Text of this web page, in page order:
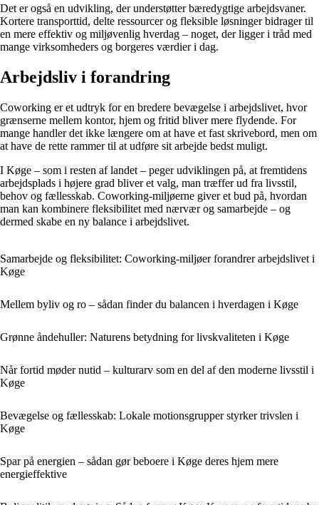
Det er også en udvikling, der understøtter bæredygtige arbejdsvaner.
Kortere transporttid, delte ressourcer og fleksible løsninger bidrager til
en mere effektiv og miljøvenlig hverdag – noget, der ligger i tråd med
mange virksomheders og borgeres værdier i dag.
Arbejdsliv i forandring
Coworking er et udtryk for en bredere bevægelse i arbejdslivet, hvor
grænserne mellem kontor, hjem og fritid bliver mere flydende. For
mange handler det ikke længere om at have et fast skrivebord, men om
at have de rette rammer til at udføre sit arbejde bedst muligt.
I Køge – som i resten af landet – peger udviklingen på, at fremtidens
arbejdsplads i højere grad bliver et valg, man træffer ud fra livsstil,
behov og fællesskab. Coworking-miljøerne giver et bud på, hvordan
man kan kombinere fleksibilitet med nærvær og samarbejde – og
dermed skabe en ny balance i arbejdslivet.
Samarbejde og fleksibilitet: Coworking-miljøer forandrer arbejdslivet i
Køge
Mellem byliv og ro – sådan finder du balancen i hverdagen i Køge
Grønne åndehuller: Naturens betydning for livskvaliteten i Køge
Når fortid møder nutid – kulturarv som en del af den moderne livsstil i
Køge
Bevægelse og fællesskab: Lokale motionsgrupper styrker trivslen i
Køge
Spar på energien – sådan gør beboere i Køge deres hjem mere
energieffektive